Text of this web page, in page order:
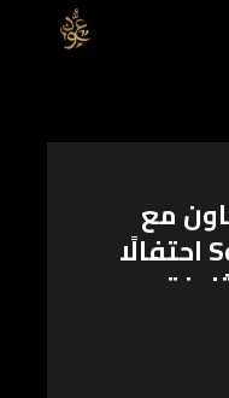
مع
مسلسل Squid Game احتفالًا